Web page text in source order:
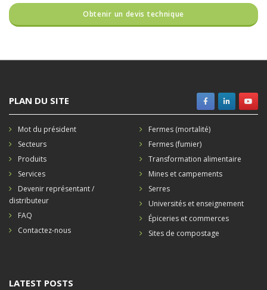
PLAN DU SITE
Mot du président
Secteurs
Produits
Services
Devenir représentant /
distributeur
FAQ
Contactez-nous
Fermes (mortalité)
Fermes (fumier)
Transformation alimentaire
Mines et campements
Serres
Universités et enseignement
Épiceries et commerces
Sites de compostage
LATEST POSTS